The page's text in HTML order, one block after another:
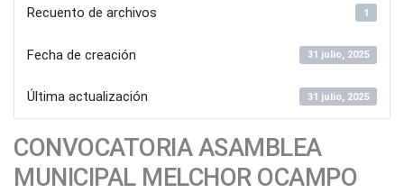
Recuento de archivos 1
Fecha de creación 31 julio, 2025
Última actualización 31 julio, 2025
CONVOCATORIA ASAMBLEA
MUNICIPAL MELCHOR OCAMPO